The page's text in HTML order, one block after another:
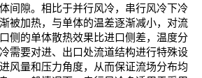
间隙。相比于并行风冷，串行风冷下冷
被加热，与单体的温差逐渐减小，对流
侧的单体散热效果比进口侧差，温度分
需要对进、出口处流道结构进行特殊设
风量和压力角度，从而保证流场分布均